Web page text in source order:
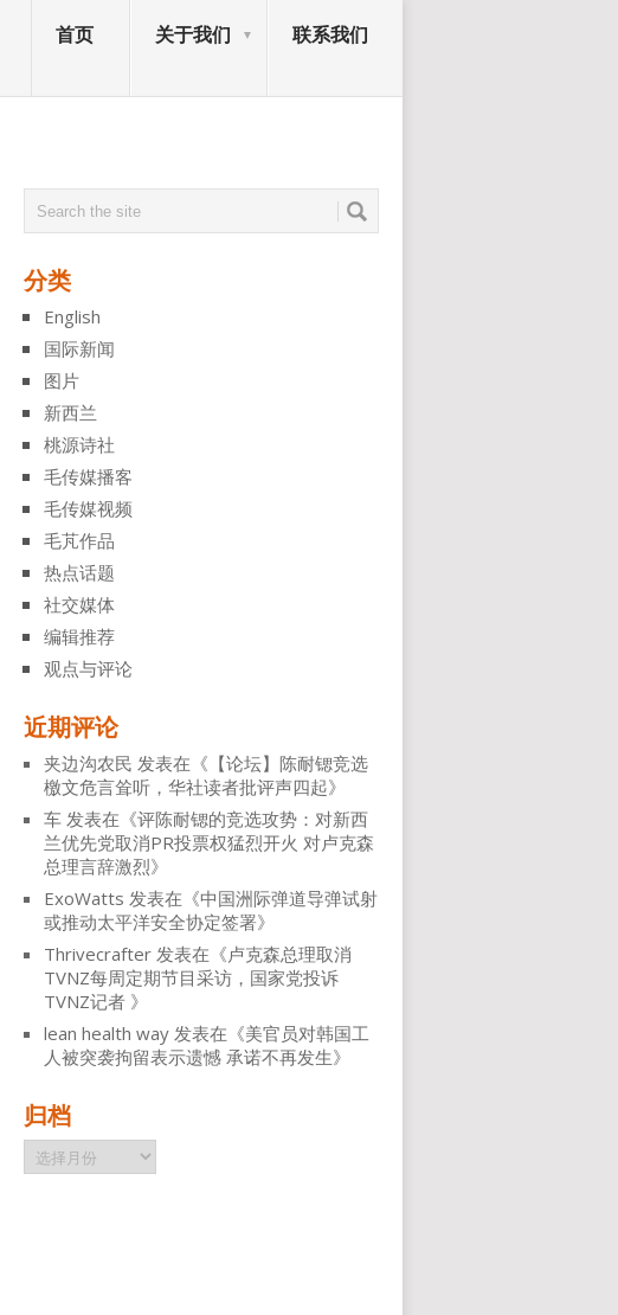
首页 关于我们 联系我们
分类
English
国际新闻
图片
新西兰
桃源诗社
毛传媒播客
毛传媒视频
毛芃作品
热点话题
社交媒体
编辑推荐
观点与评论
近期评论
夹边沟农民 发表在《 【论坛】陈耐锶竞选
檄文危言耸听，华社读者批评声四起》
车 发表在《评陈耐锶的竞选攻势：对新西
兰优先党取消PR投票权猛烈开火 对卢克森
总理言辞激烈》
ExoWatts 发表在《中国洲际弹道导弹试射
或推动太平洋安全协定签署》
Thrivecrafter 发表在《卢克森总理取消
TVNZ每周定期节目采访，国家党投诉
TVNZ记者 》
lean health way 发表在《美官员对韩国工
人被突袭拘留表示遗憾 承诺不再发生》
归档
归
档